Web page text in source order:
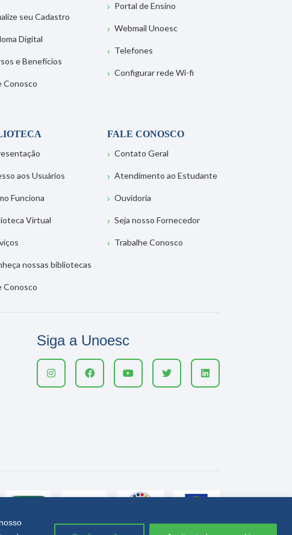
seu Cadastro
Digital
e Benefícios
Conosco
Portal de Ensino
Webmail Unoesc
Telefones
Configurar rede Wi-fi
aos Usuários
Funciona
Virtual
nossas bibliotecas
Conosco
FALE CONOSCO
Contato Geral
Atendimento ao Estudante
Ouvidoria
Seja nosso Fornecedor
Trabalhe Conosco
Siga a Unoesc